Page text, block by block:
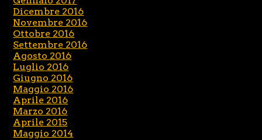
Dicembre 2016
Novembre 2016
Ottobre 2016
Settembre 2016
Agosto 2016
Luglio 2016
Giugno 2016
Maggio 2016
Aprile 2016
Marzo 2016
Aprile 2015
Maggio 2014